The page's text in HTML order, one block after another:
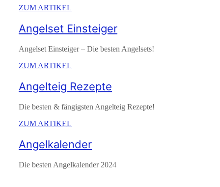
ZUM ARTIKEL
Angelset Einsteiger
Angelset Einsteiger – Die besten Angelsets!
ZUM ARTIKEL
Angelteig Rezepte
Die besten & fängigsten Angelteig Rezepte!
ZUM ARTIKEL
Angelkalender
Die besten Angelkalender 2024